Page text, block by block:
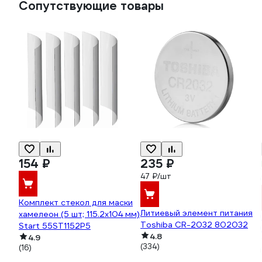
Сопутствующие товары
154 ₽
Комплект стекол для маски
хамелеон (5 шт; 115.2x104 мм)
Start 55ST1152P5
4.9
(16)
235 ₽
47 ₽/шт
Литиевый элемент питания
Toshiba CR-2032 802032
4.8
(334)